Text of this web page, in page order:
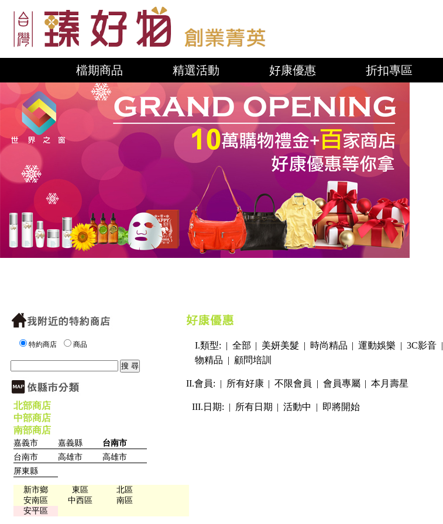
檔期商品 精選活動 好康優惠 折扣專區
特約商店 商品
北部商店
中部商店
南部商店
嘉義市 嘉義縣
台南市
台南市
高雄市
高雄市
屏東縣
新市鄉 東區
北區
安南區
中西區
南區
安平區
I.類型: | 全部 | 美妍美髮 | 時尚精品 |運動娛樂 | 3C影音|
物精品 | 顧問培訓
II.會員: | 所有好康|不限會員 | 會員專屬|本月壽星
III.日期: | 所有日期 |活動中 | 即將開始